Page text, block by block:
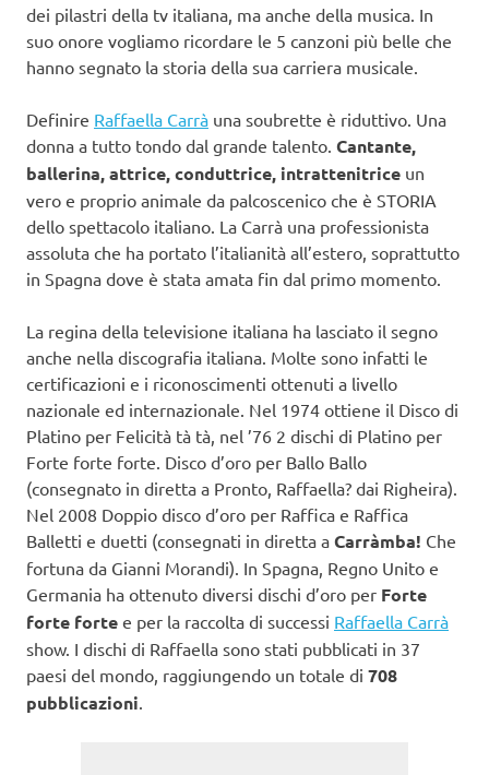
dei pilastri della tv italiana, ma anche della musica. In
suo onore vogliamo ricordare le 5 canzoni più belle che
hanno segnato la storia della sua carriera musicale.
Definire Raffaella Carrà una soubrette è riduttivo. Una
donna a tutto tondo dal grande talento. Cantante,
ballerina, attrice, conduttrice, intrattenitrice un
vero e proprio animale da palcoscenico che è STORIA
dello spettacolo italiano. La Carrà una professionista
assoluta che ha portato l’italianità all’estero, soprattutto
in Spagna dove è stata amata fin dal primo momento.
La regina della televisione italiana ha lasciato il segno
anche nella discografia italiana. Molte sono infatti le
certificazioni e i riconoscimenti ottenuti a livello
nazionale ed internazionale. Nel 1974 ottiene il Disco di
Platino per Felicità tà tà, nel ’76 2 dischi di Platino per
Forte forte forte. Disco d’oro per Ballo Ballo
(consegnato in diretta a Pronto, Raffaella? dai Righeira).
Nel 2008 Doppio disco d’oro per Raffica e Raffica
Balletti e duetti (consegnati in diretta a Carràmba! Che
fortuna da Gianni Morandi). In Spagna, Regno Unito e
Germania ha ottenuto diversi dischi d’oro per Forte
forte forte e per la raccolta di successi Raffaella Carrà
show. I dischi di Raffaella sono stati pubblicati in 37
paesi del mondo, raggiungendo un totale di 708
pubblicazioni